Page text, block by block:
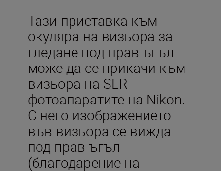
Тази приставка към
окуляра на визьора за
гледане под прав ъгъл
може да се прикачи към
визьора на SLR
фотоапаратите на Nikon.
С него изображението
във визьора се вижда
под прав ъгъл
(благодарение на